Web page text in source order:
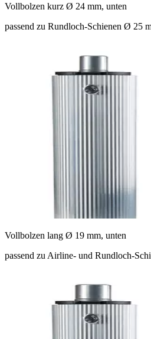
Vollbolzen kurz Ø 24 mm, unten
passend zu Rundloch-Schienen Ø 25
Vollbolzen lang Ø 19 mm, unten
passend zu Airline- und Rundloch-